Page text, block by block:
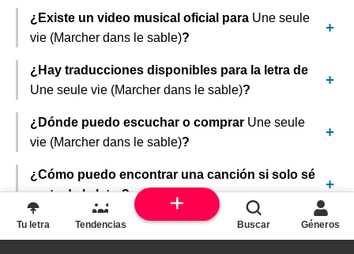
¿Existe un video musical oficial para Une seule
vie (Marcher dans le sable)?
¿Hay traducciones disponibles para la letra de
Une seule vie (Marcher dans le sable)?
¿Dónde puedo escuchar o comprar Une seule
vie (Marcher dans le sable)?
¿Cómo puedo encontrar una canción si solo sé
parte de la letra?
Tu letra Tendencias Buscar Géneros